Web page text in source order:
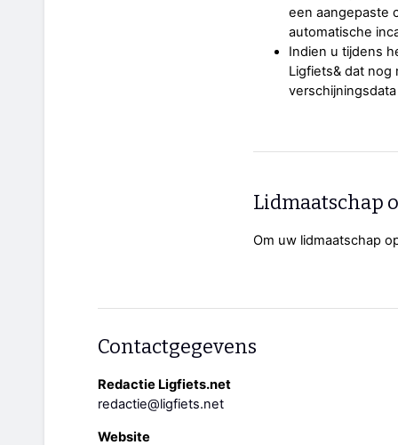
een aangepaste
automatische
Indien u tijdens
Ligfiets& dat
Lidmaatschap
Om uw lidmaatschap
Contactgegevens
Redactie Ligfiets.net
redactie@ligfiets.net
Website